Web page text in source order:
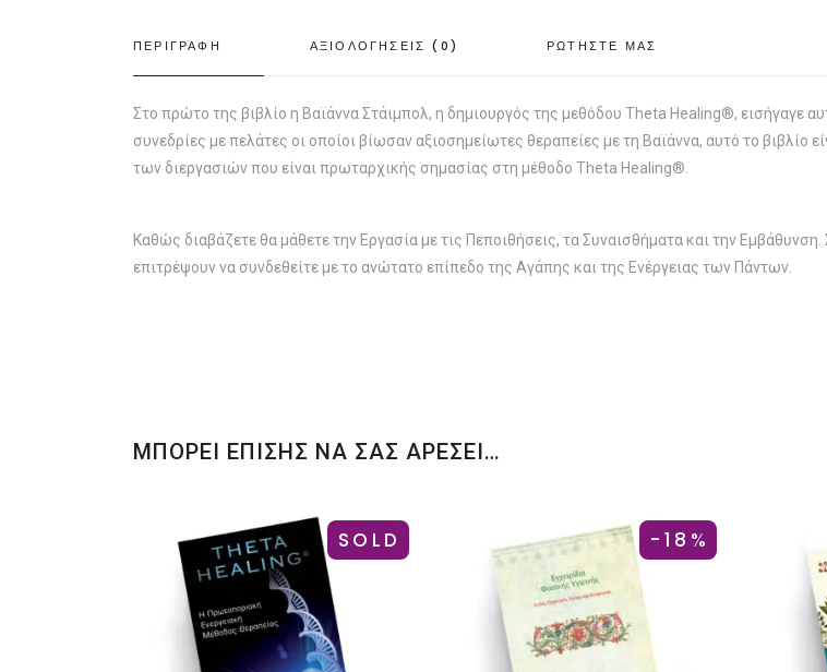
ΠΕΡΙΓΡΑΦΗ ΑΞΙΟΛΟΓΗΣΕΙΣ (0) ΡΩΤΗΣΤΕ ΜΑΣ
Στο πρώτο της βιβλίο η Βαϊάννα Στάιμπολ, η δημιουργός της μεθόδου Theta Healing®, εισήγαγε
συνεδρίες με πελάτες οι οποίοι βίωσαν αξιοσημείωτες θεραπείες με τη Βαϊάννα, αυτό το βιβλίο
των διεργασιών που είναι πρωταρχικής σημασίας στη μέθοδο Theta Healing®.
Καθώς διαβάζετε θα μάθετε την Εργασία με τις Πεποιθήσεις, τα Συναισθήματα και την
επιτρέψουν να συνδεθείτε με το ανώτατο επίπεδο της Αγάπης και της Ενέργειας των Πάντων.
ΜΠΟΡΕΙ ΕΠΙΣΗΣ ΝΑ ΣΑΣ ΑΡΕΣΕΙ…
SOLD -18%